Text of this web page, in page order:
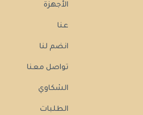
الأجهزة
عنا
انضم لنا
تواصل معنا
الشكاوي
الطلبات